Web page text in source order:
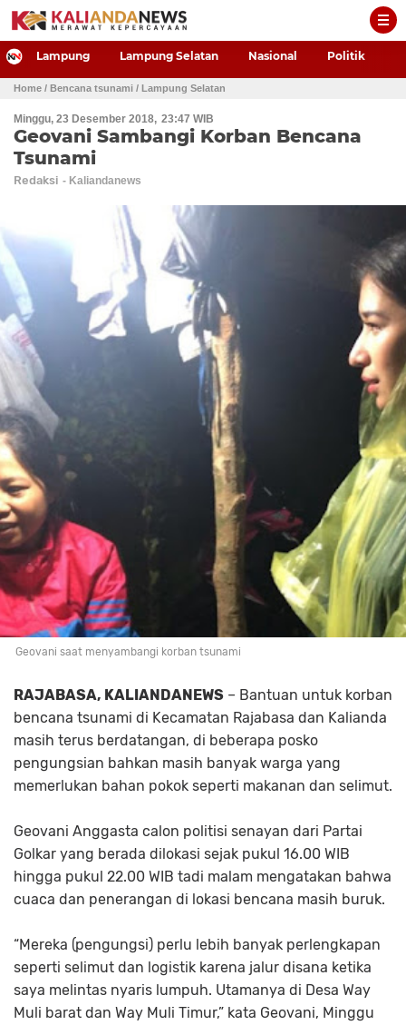
-->
Lampung Lampung Selatan Nasional Politik
Home / Bencana tsunami / Lampung Selatan
Minggu, 23 Desember 2018 23:47 WIB
Geovani Sambangi Korban Bencana
Tsunami
Redaksi
Geovani saat menyambangi korban tsunami
RAJABASA, KALIANDANEWS – Bantuan untuk korban
bencana tsunami di Kecamatan Rajabasa dan Kalianda
masih terus berdatangan, di beberapa posko
pengungsian bahkan masih banyak warga yang
memerlukan bahan pokok seperti makanan dan selimut.
Geovani Anggasta calon politisi senayan dari Partai
Golkar yang berada dilokasi sejak pukul 16.00 WIB
hingga pukul 22.00 WIB tadi malam mengatakan bahwa
cuaca dan penerangan di lokasi bencana masih buruk.
“Mereka (pengungsi) perlu lebih banyak perlengkapan
seperti selimut dan logistik karena jalur disana ketika
saya melintas nyaris lumpuh. Utamanya di Desa Way
Muli barat dan Way Muli Timur,” kata Geovani, Minggu